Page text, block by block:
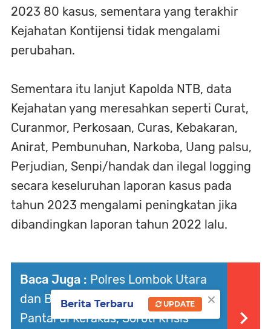
2023 80 kasus, sementara yang terakhir
Kejahatan Kontijensi tidak mengalami
perubahan.
Sementara itu lanjut Kapolda NTB, data
Kejahatan yang meresahkan seperti Curat,
Curanmor, Perkosaan, Curas, Kebakaran,
Anirat, Pembunuhan, Narkoba, Uang palsu,
Perjudian, Senpi/handak dan ilegal logging
secara keseluruhan laporan kasus pada
tahun 2023 mengalami peningkatan jika
dibandingkan laporan tahun 2022 lalu.
Baca Juga : Polres Lombok Utara
dan Bhayangkari Gelar Aksi Bersih
Pantai di Kerakas, Soroti Krisis
×
Berita Terbaru UPDATE